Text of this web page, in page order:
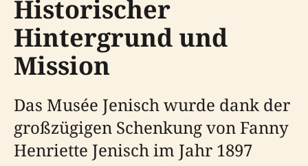
Historischer
Hintergrund und
Mission
Das Musée Jenisch wurde dank der
großzügigen Schenkung von Fanny
Henriette Jenisch im Jahr 1897